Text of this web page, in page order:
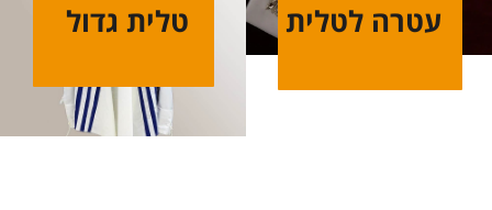
עטרה לטלית טלית גדול